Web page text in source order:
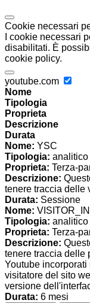
Cookie necessari
I cookie necessari
disabilitati. È
cookie policy.
youtube.com
Nome
Tipologia
Proprieta
Descrizione
Durata
Nome: YSC
Tipologia: analitico
Proprieta: Terza-
Descrizione:
tenere traccia delle
Durata: Sessione
Nome:
Tipologia: analitico
Proprieta: Terza-
Descrizione:
tenere traccia delle
Youtube incorporati
visitatore del sito
versione
Durata: 6 mesi